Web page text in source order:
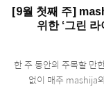
[9월 첫째 주]
위한 ‘그린
한 주 동안의 주목할 만
없이 매주 mashija